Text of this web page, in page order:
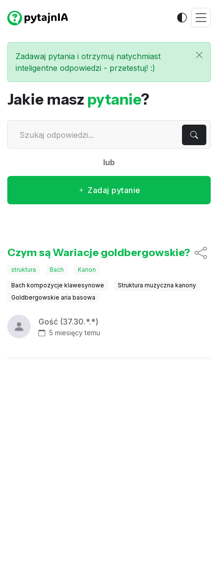
Zadawaj pytania i otrzymuj natychmiast
inteligentne odpowiedzi - przetestuj! :)
Jakie masz pytanie?
lub
Zadaj pytanie
Czym są Wariacje goldbergowskie?
struktura Bach Kanon
Bach kompozycje klawesynowe
Struktura muzyczna kanony
Goldbergowskie aria basowa
Gość (37.30.*.*)
5 miesięcy temu